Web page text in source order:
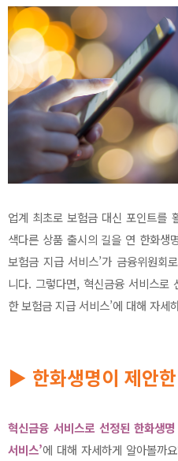
업계 최초로 보험금 대신 포인트를
색다른 상품 출시의 길을 연 한화생
보험금 지급 서비스’가 금융위원회
니다. 그렇다면, 혁신금융 서비스로
한 보험금 지급 서비스’에 대해 자세
▶ 한화생명이 제안
혁신금융 서비스로 선정된 한화생
서비스’에 대해 자세하게 알아볼까